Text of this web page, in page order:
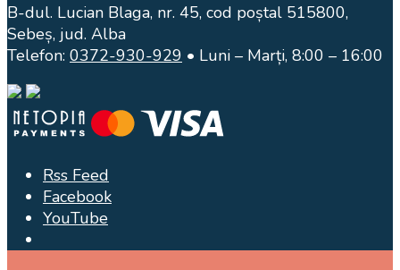
B-dul. Lucian Blaga, nr. 45, cod poștal 515800,
Sebeș, jud. Alba
Telefon: 0372-930-929 • Luni – Marți, 8:00 – 16:00
Rss Feed
Facebook
YouTube